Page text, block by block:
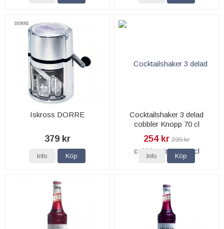
Iskross DORRE
379 kr
Info Köp
Cocktailshaker 3 delad
cobbler Knopp 70 cl
254 kr 299 kr
Info Köp